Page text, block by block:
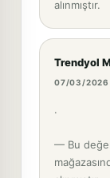
alınmıştır.
Trendyol
07/03/2026
.
— Bu